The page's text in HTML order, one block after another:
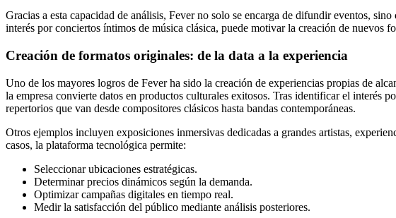
Gracias a esta capacidad de análisis, Fever no solo se encarga de difundir eventos,
interés por conciertos íntimos de música clásica, puede motivar la creación de nuevos
Creación de formatos originales: de la data a la experiencia
Uno de los mayores logros de Fever ha sido la creación de experiencias propias de
la empresa convierte datos en productos culturales exitosos. Tras identificar el interés
repertorios que van desde compositores clásicos hasta bandas contemporáneas.
Otros ejemplos incluyen exposiciones inmersivas dedicadas a grandes artistas,
casos, la plataforma tecnológica permite:
Seleccionar ubicaciones estratégicas.
Determinar precios dinámicos según la demanda.
Optimizar campañas digitales en tiempo real.
Medir la satisfacción del público mediante análisis posteriores.